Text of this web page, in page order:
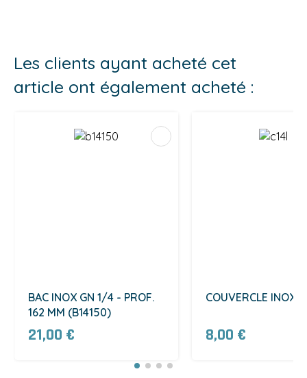
Les clients ayant acheté cet
article ont également acheté :
BAC INOX GN 1/4 - PROF.
162 MM (B14150)
21,00 €
COUVERCLE INOX
8,00 €